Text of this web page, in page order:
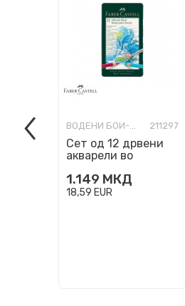
ВОДЕНИ БОИ-УМЕТНИЧКИ 211297
Сет од 12 дрвени
акварели во
Albrecht Dürer
1.149 МКД
18,59 EUR